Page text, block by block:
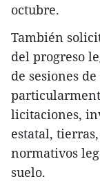
octubre.
También
del progreso
de sesiones
licitaciones,
estatal,
normativos
suelo.